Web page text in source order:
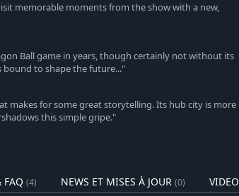
memorable moments from the show with a new,
Ball game in years, though certainly not without its
bound to shape the future..."
makes for some great storytelling. Its hub city is more
this simple gripe."
FAQ (4) NEWS ET MISES À JOUR (0) VIDEOS